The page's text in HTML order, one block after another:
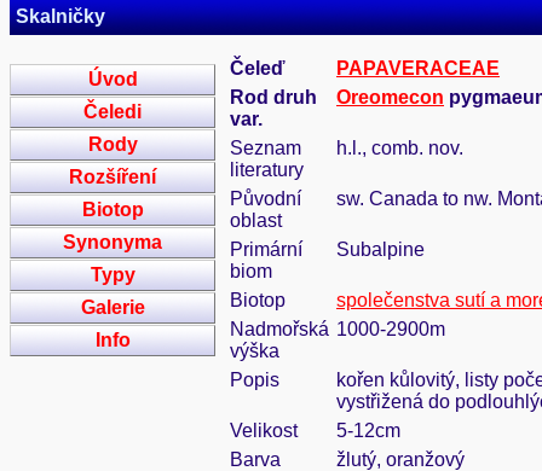
Skalničky
Úvod
Čeledi
Rody
Rozšíření
Biotop
Synonyma
Typy
Galerie
Info
Čeleď
PAPAVERACEAE
Rod druh
var.
Oreomecon
Seznam
literatury
h.l., comb. nov.
Původní
oblast
sw. Canada to nw.
Primární
biom
Subalpine
Biotop
společenstva sutí a
Nadmořská
výška
1000-2900m
Popis
kořen kůlovitý, listy
vystřižená do
Velikost
5-12cm
Barva
žlutý, oranžový